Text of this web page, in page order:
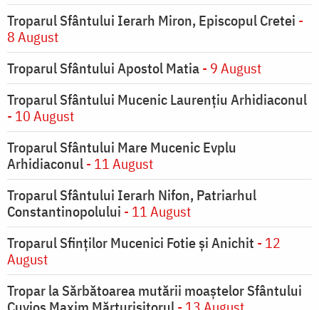
Troparul Sfântului Ierarh Miron, Episcopul Cretei -
8 August
Troparul Sfântului Apostol Matia- 9 August
Troparul Sfântului Mucenic Laurențiu Arhidiaconul
- 10 August
Troparul Sfântului Mare Mucenic Evplu
Arhidiaconul- 11 August
Troparul Sfântului Ierarh Nifon, Patriarhul
Constantinopolului - 11 August
Troparul Sfinţilor Mucenici Fotie şi Anichit - 12
August
Tropar la Sărbătoarea mutării moaştelor Sfântului